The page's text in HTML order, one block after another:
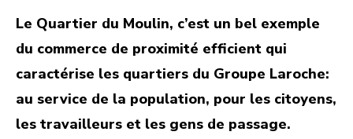
Le Quartier du Moulin, c’est un bel exemple
du commerce de proximité efficient qui
caractérise les quartiers du Groupe Laroche:
au service de la population, pour les citoyens,
les travailleurs et les gens de passage.